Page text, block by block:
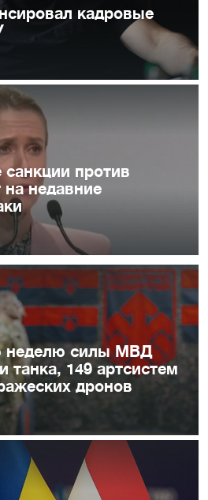
кадровые
против
на недавние
неделю силы МВД
танка, 149 артсистем
дронов